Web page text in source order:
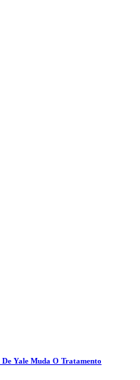
De Yale Muda O Tratamento